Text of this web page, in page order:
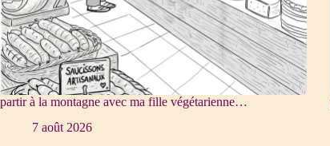
partir à la montagne avec ma fille végétarienne…
7 août 2026